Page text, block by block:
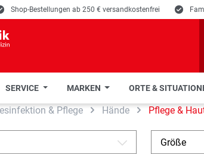
Shop-Bestellungen ab 250 € versandkostenfrei E
SERVICE MARKEN ORTE &
& Pflege Hände Pflege &
A Größe